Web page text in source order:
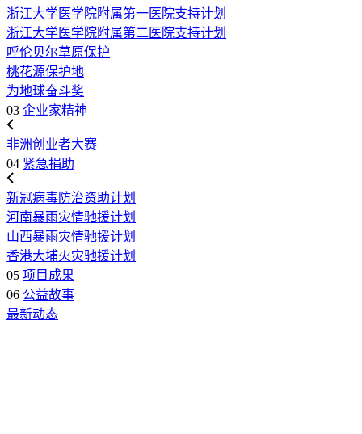
浙江大学医学院附属第一医院支持计划
浙江大学医学院附属第二医院支持计划
呼伦贝尔草原保护
桃花源保护地
为地球奋斗奖
03 企业家精神
非洲创业者大赛
04 紧急捐助
新冠病毒防治资助计划
河南暴雨灾情驰援计划
山西暴雨灾情驰援计划
香港大埔火灾驰援计划
05 项目成果
06 公益故事
最新动态